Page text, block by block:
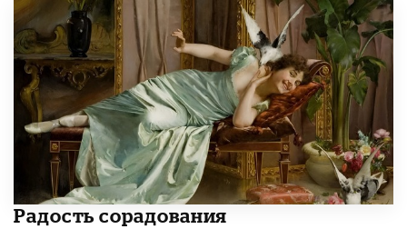
Радость сорадования